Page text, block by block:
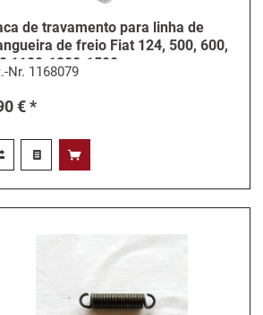
de travamento para linha de
de freio Fiat 124, 500, 600,
1100-1200-1500
Nr. 1168079
€ *